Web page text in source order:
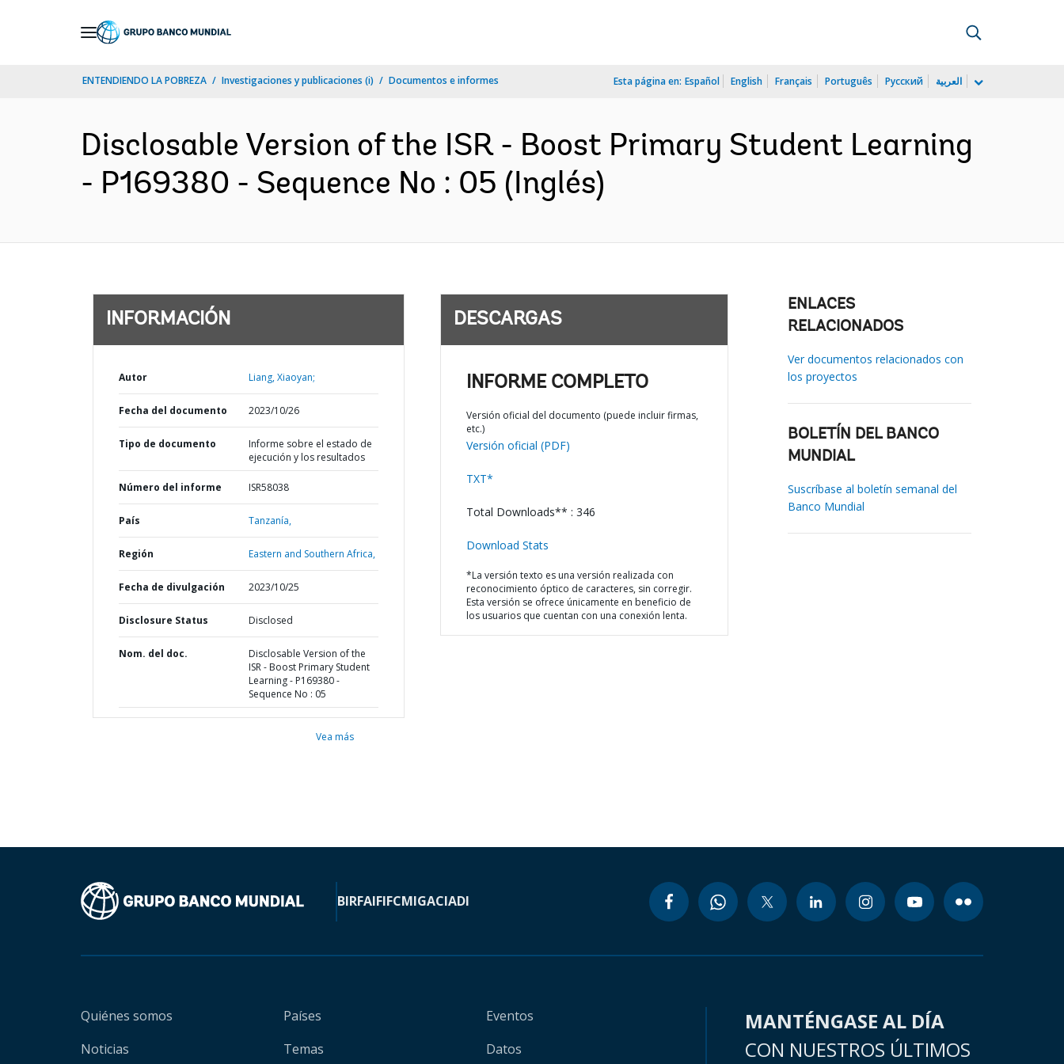
ENTENDIENDO LA POBREZA Investigaciones y publicaciones (i) Documentos e informes Esta página en: Español English Français Português Русский العربية
Disclosable Version of the ISR - Boost Primary Student Learning
- P169380 - Sequence No : 05 (Inglés)
INFORMACIÓN
Autor Liang, Xiaoyan;
Fecha del documento 2023/10/26
Tipo de documento
Informe sobre el estado de
ejecución y los resultados
Número del informe ISR58038
País Tanzanía,
Región Eastern and Southern Africa,
Fecha de divulgación 2023/10/25
Disclosure Status Disclosed
Nom. del doc.
Disclosable Version of the
ISR - Boost Primary Student
Learning - P169380 -
Sequence No : 05
Vea más
DESCARGAS
INFORME COMPLETO
Versión oficial del documento (puede incluir firmas,
etc.)
Versión oficial (PDF)
TXT*
Total Downloads** : 346
Download Stats
*La versión texto es una versión realizada con
reconocimiento óptico de caracteres, sin corregir.
Esta versión se ofrece únicamente en beneficio de
los usuarios que cuentan con una conexión lenta.
ENLACES
RELACIONADOS
Ver documentos relacionados con
los proyectos
BOLETÍN DEL BANCO
MUNDIAL
Suscríbase al boletín semanal del
Banco Mundial
BIRFAIFIFCMIGACIADI
Quiénes somos
Noticias
Países
Temas
Eventos
Datos
MANTÉNGASE AL DÍA
CON NUESTROS ÚLTIMOS